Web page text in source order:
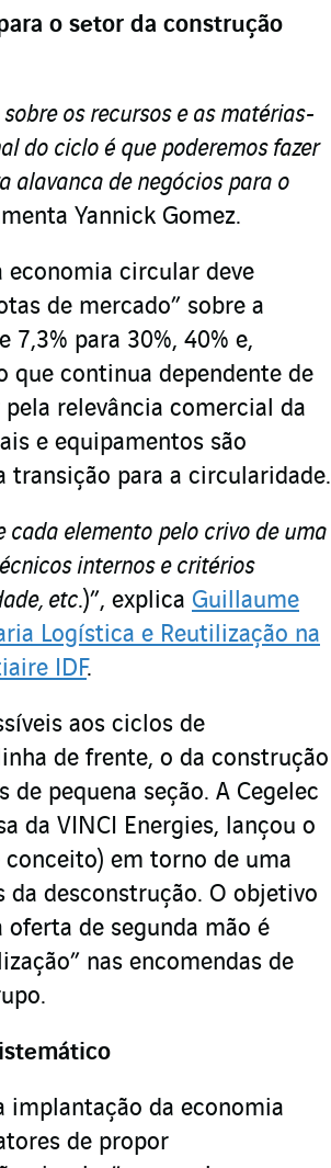
o setor da construção
os recursos e as matérias-
do ciclo é que poderemos fazer
alavanca de negócios para o
Yannick Gomez.
economia circular deve
de mercado” sobre a
7,3% para 30%, 40% e,
que continua dependente de
relevância comercial da
e equipamentos são
transição para a circularidade.
cada elemento pelo crivo de uma
internos e critérios
etc.)”, explica Guillaume
Logística e Reutilização na
IDF.
aos ciclos de
de frente, o da construção
pequena seção. A Cegelec
da VINCI Energies, lançou o
conceito) em torno de uma
da desconstrução. O objetivo
de segunda mão é
nas encomendas de
implantação da economia
de propor